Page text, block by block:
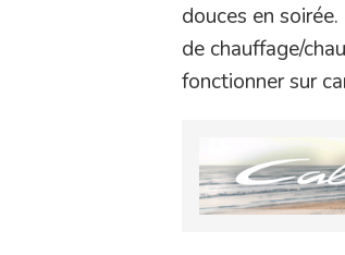
douces en
de chauffage/
fonctionner sur